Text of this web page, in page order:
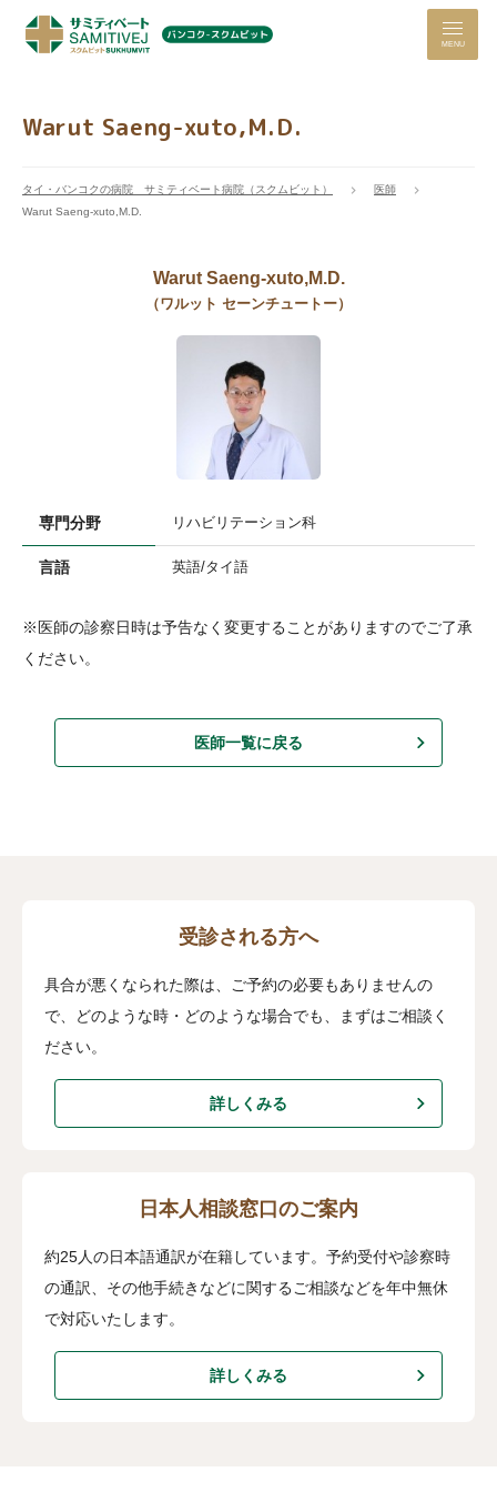
MENU
Warut Saeng-xuto,M.D.
タイ・バンコクの病院 サミティベート病院（スクムビット）
医師
Warut Saeng-xuto,M.D.
Warut Saeng-xuto,M.D.
（ワルット セーンチュートー）
専門分野 リハビリテーション科
言語 英語/タイ語
※医師の診察日時は予告なく変更することがありますのでご了承
ください。
医師一覧に戻る
受診される方へ
具合が悪くなられた際は、ご予約の必要もありませんの
で、どのような時・どのような場合でも、まずはご相談く
ださい。
詳しくみる
日本人相談窓口のご案内
約25人の日本語通訳が在籍しています。予約受付や診察時
の通訳、その他手続きなどに関するご相談などを年中無休
で対応いたします。
詳しくみる